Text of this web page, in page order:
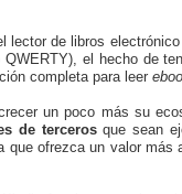
lector de libros
el hecho de
completa para leer
un poco más su
de tercerosque sean
que ofrezca un valor más